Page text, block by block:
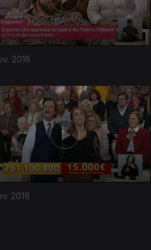
2018
2018